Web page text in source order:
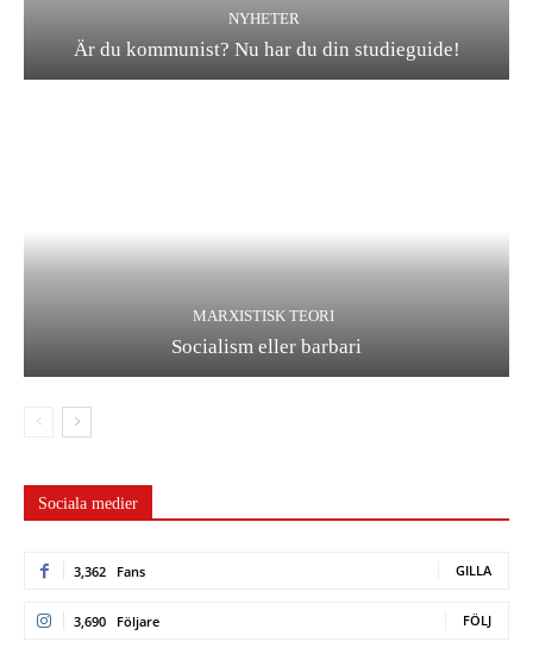
NYHETER
Är du kommunist? Nu har du din studieguide!
MARXISTISK TEORI
Socialism eller barbari
Sociala medier
3,362 Fans GILLA
3,690 Följare FÖLJ